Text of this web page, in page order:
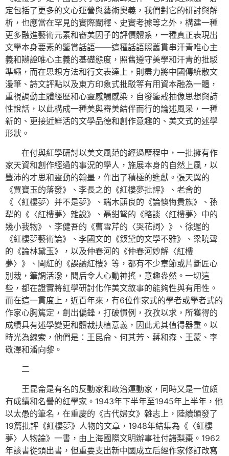
定包括了更多的文心運營與藝術奧義，我們對它的研討與解
析，也應當在罕見的實際闡釋、史實考據等之外，構建一種
更多融進藝術元素和審美因子的評價體系，一種真正表現出
文學本身要素的鑒賞話語——這種話語照舊貫串汗青唯心主
義和辯證唯心主義的基礎態度，照舊遵守美學和汗青的批駁
準繩，而在思想方法和行文表達上，則盡力將中國傳統散文
漫筆、詩文評點以及東方印象式批駁等有用資本融為一體，
重視調動主體經歷和心靈感觸感染，自發鑒戒抽像思想與詩
性說話，以此構成一種美與審美結伴而行的論述風采，一種
新的、更接近鮮活的文學品德和創作意趣的、美文式的述學
形狀。
在付與紅學研討以美文風范的經過歷程中，一批擁有作
家天資和創作經過的事況的學人，施展本身的自然上風，以
豐沛的才思和靈動的翰墨，作出了積極的進獻。張天翼的
《賈寶玉的落發》、李長之的《紅樓夢批評》、老舍的
《〈紅樓夢〉并不是夢》、端木蕻良的《論懊悔貴族》、孫
犁的《〈紅樓夢〉雜說》、聶紺弩的《略談〈紅樓夢〉中的
幾小我物》、李健吾的《曹雪芹的〈哭花詞〉》、徐遲的
《紅樓夢藝術論》、李國文的《釵黛的文學不雅》、梁曉聲
的《論林黛玉》，以及仲春河的《仲春河妙解〈紅樓
夢〉》、閆紅的《誤讀紅樓》等，都有不少章節或片斷匠心
別裁，筆調活潑，閱后令人心動神搖，意趣盎然。一切這
些，都在證實將紅學研討化作美文敘事的能夠性與有用性。
而在這一貫度上，近百年來，有6位作家式的學者或學者式的
作家心胸篤定，劍出偏鋒，打破慣例，孜孜以求，所獲得的
成績具有述學變更和體裁扶植意義，因此尤其值得器重。以
時光為線索，他們是：王昆侖、何其芳、蔣和森、王蒙、李
敬澤和潘向黎。
二
王昆侖是有名的反動家和政治運動家，同時又是一位頗
有成績和名譽的紅學家。1943年下半年至1945年上半年，他
以太愚的筆名，在重慶的《古代婦女》雜志上，陸續頒發了
19篇批評《紅樓夢》人物的文章，1948年結集為《〈紅樓
夢〉人物論》一書，由上海國際文明辦事社付諸梨棗。1962
年該書從頭出書，但重要支出新中國成立后經作家修訂改寫